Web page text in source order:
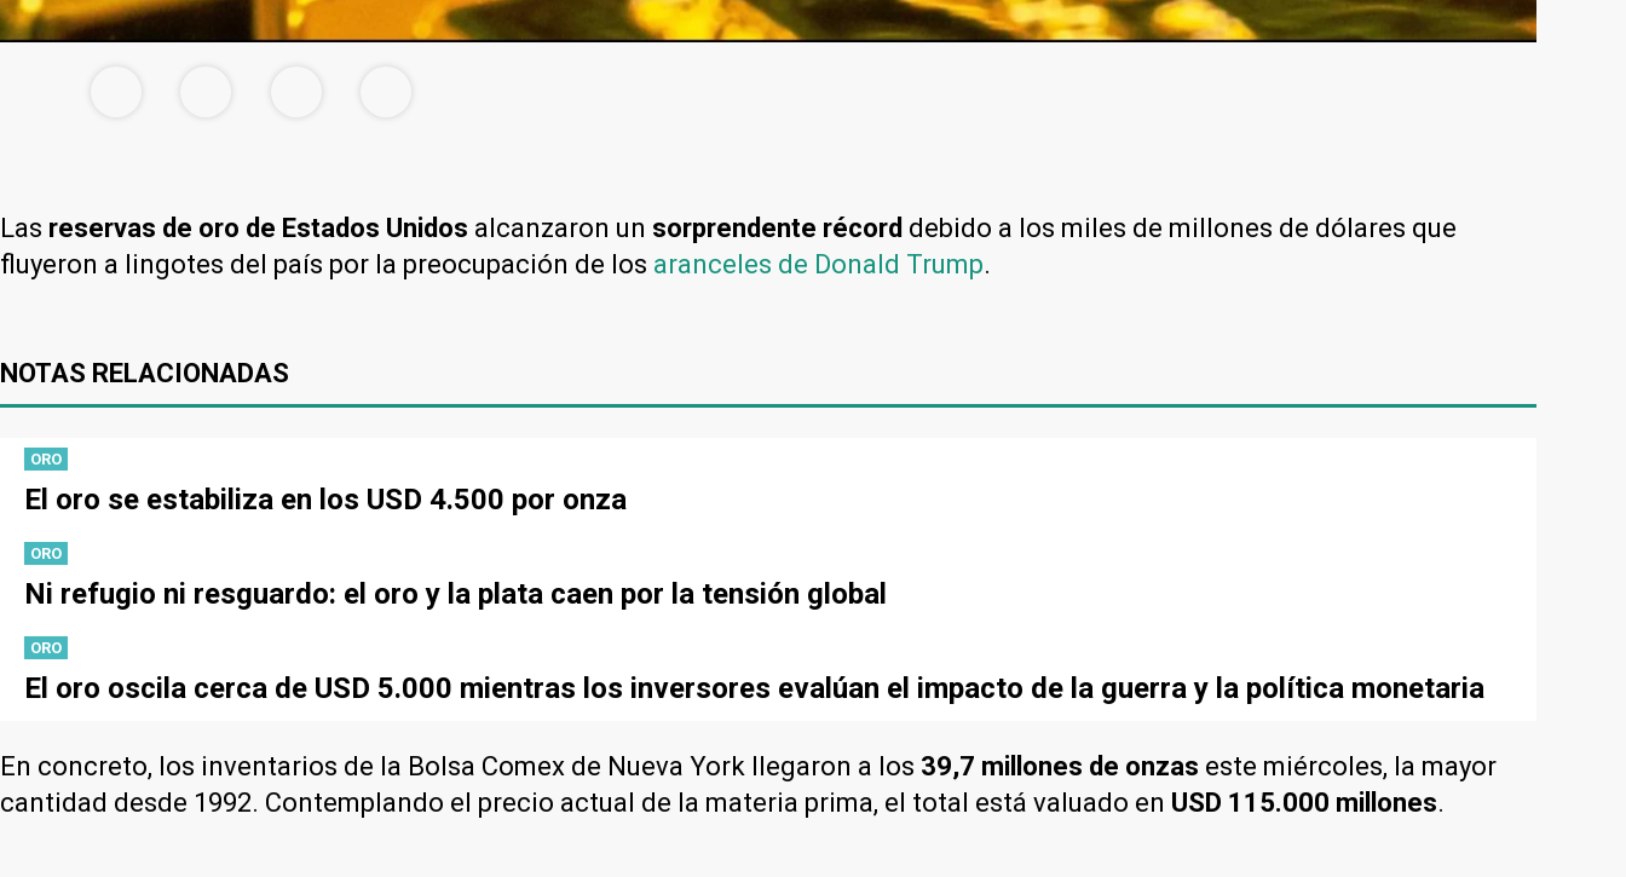
Las reservas de oro de Estados Unidos alcanzaron un sorprendente récord debido a los miles de millones de dólares que
fluyeron a lingotes del país por la preocupación de los aranceles de Donald Trump.
NOTAS RELACIONADAS
ORO
El oro se estabiliza en los USD 4.500 por onza
ORO
Ni refugio ni resguardo: el oro y la plata caen por la tensión global
ORO
El oro oscila cerca de USD 5.000 mientras los inversores evalúan el impacto de la guerra y la política monetaria
En concreto, los inventarios de la Bolsa Comex de Nueva York llegaron a los 39,7 millones de onzas este miércoles, la mayor
cantidad desde 1992. Contemplando el precio actual de la materia prima, el total está valuado en USD 115.000 millones.